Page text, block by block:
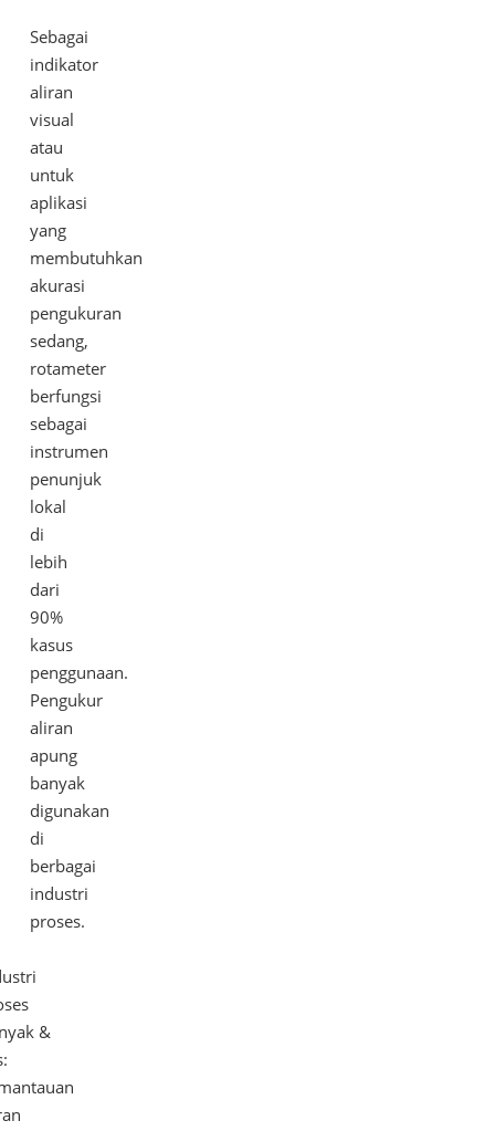
Sebagai
indikator
aliran
visual
atau
untuk
aplikasi
yang
membutuhkan
akurasi
pengukuran
sedang,
rotameter
berfungsi
sebagai
instrumen
penunjuk
lokal
di
lebih
dari
90%
kasus
penggunaan.
Pengukur
aliran
apung
banyak
digunakan
di
berbagai
industri
proses.
&